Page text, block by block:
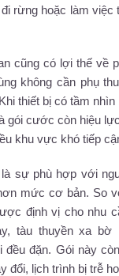
rừng hoặc làm việc
cũng có lợi thế về
không cần phụ
thiết bị có tầm
gói cước còn hiệu
khu vực khó tiếp
sự phù hợp với
mức cơ bản. So
định vị cho nhu
tàu thuyền xa bờ
đều đặn. Gói này
đổi, lịch trình bị trễ